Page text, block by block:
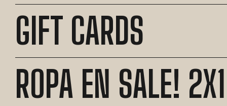
GIFT CARDS
ROPA EN SALE! 2X1